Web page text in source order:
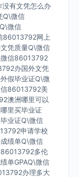
有文凭怎么办
Q\微信
微信
86013792网上
凭质量Q\微信
信86013792
办国外文凭
假毕业证Q\微
86013792美
澳洲哪里可以
里买毕业证
业证Q\微信
申请学校
绩单Q\微信
多伦
单GPAQ\微信
办理多大